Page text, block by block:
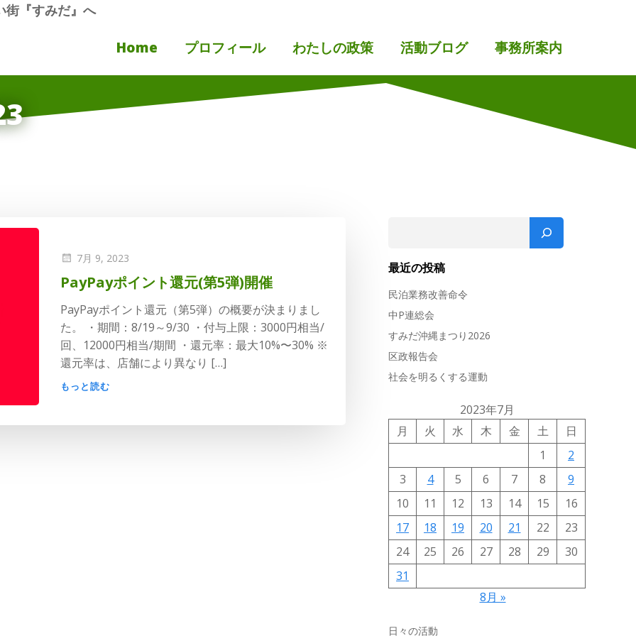
街『すみだ』へ
Home プロフィール わたしの政策 活動ブログ 事務所案内
7月 9, 2023
PayPayポイント還元(第5弾)開催
PayPayポイント還元（第5弾）の概要が決まりまし
た。 ・期間：8/19～9/30 ・付与上限：3000円相当/
回、12000円相当/期間 ・還元率：最大10%〜30% ※
還元率は、店舗により異なり […]
もっと読む
最近の投稿
民泊業務改善命令
中P連総会
すみだ沖縄まつり2026
区政報告会
社会を明るくする運動
2023年7月
月
火 水 木 金 土
日
1
2
3
4 5 6 7 8
9
10
11 12 13 14 15
16
17
18 19 20 21 22
23
24
25 26 27 28 29
30
31
8月 »
日々の活動